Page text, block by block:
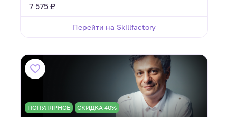
7 575 ₽
Перейти на Skillfactory
ПОПУЛЯРНОЕ СКИДКА 40%